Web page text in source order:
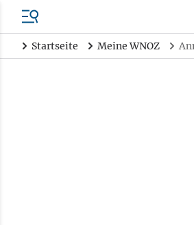
Startseite Meine WNOZ